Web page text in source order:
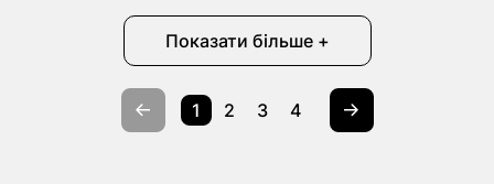
Показати більше +
1 2 3 4